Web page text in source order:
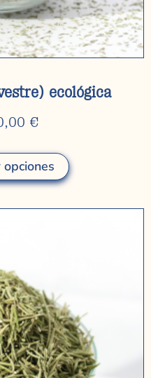
ecológica
€
opciones